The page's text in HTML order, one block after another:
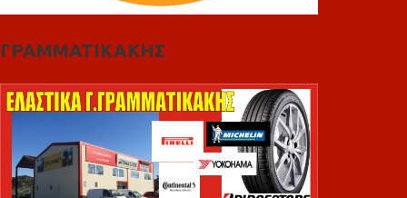
ΓΡΑΜΜΑΤΙΚΑΚΗΣ